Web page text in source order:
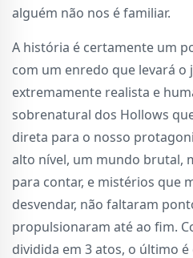
alguém não nos é familiar.
A história é certamente um
com um enredo que levará
extremamente realista e
sobrenatural dos Hollows
direta para o nosso
alto nível, um mundo brutal,
para contar, e mistérios que
desvendar, não faltaram
propulsionaram até ao fim.
dividida em 3 atos, o último